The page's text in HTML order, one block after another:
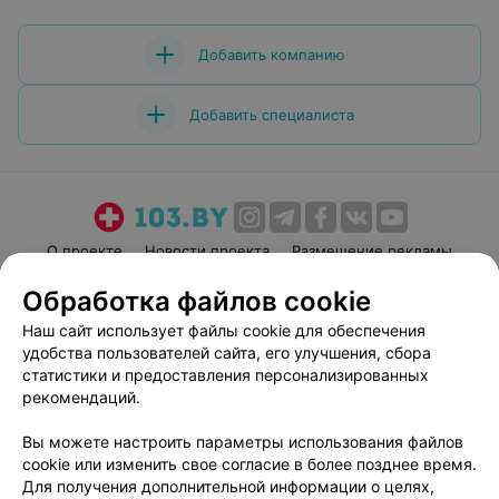
Добавить компанию
Добавить специалиста
О проекте Новости проекта
Размещение рекламы
Пользовательское соглашение
Способы оплаты
Вакансии
Партнеры
Написать руководителю 103.by
Персональные настройки cookie
Обработка персональных данных
Обработка файлов cookie
Наш сайт использует файлы cookie для обеспечения
удобства пользователей сайта, его улучшения, сбора
статистики и предоставления персонализированных
рекомендаций.
Вы можете настроить параметры использования файлов
cookie или изменить свое согласие в более позднее время.
Для получения дополнительной информации о целях,